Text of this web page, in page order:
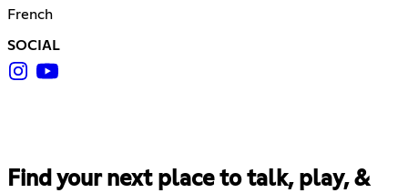
French
SOCIAL
Find your next place to talk, play, &